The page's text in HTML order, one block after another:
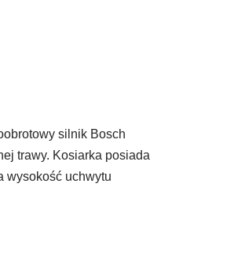
silnik Bosch
trawy. Kosiarka posiada
wysokość uchwytu